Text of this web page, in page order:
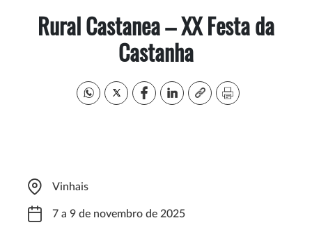
Rural Castanea – XX Festa da
Castanha
Vinhais
7 a 9 de novembro de 2025